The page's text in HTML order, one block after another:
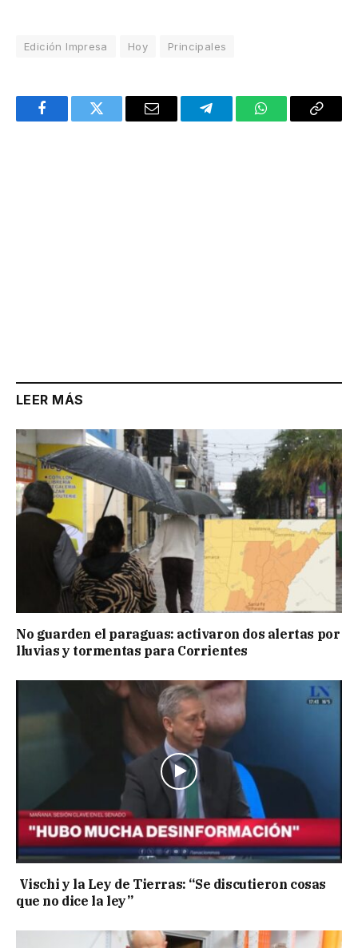
Edición Impresa Hoy Principales
FacebookTwitter Email TelegramWhatsAppCopy
LEER MÁS
No guarden el paraguas: activaron dos alertas por
lluvias y tormentas para Corrientes
Vischi y la Ley de Tierras: “Se discutieron cosas
que no dice la ley”